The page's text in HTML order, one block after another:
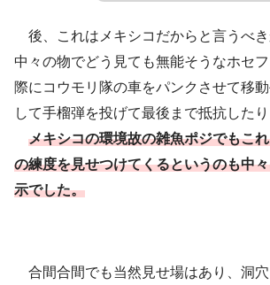
後、これはメキシコだからと言うべ
中々の物でどう見ても無能そうなホセ
際にコウモリ隊の車をパンクさせて移
して手榴弾を投げて最後まで抵抗したり
メキシコの環境故の雑魚ポジでもこ
の練度を見せつけてくるというのも中
示でした。
合間合間でも当然見せ場はあり、洞